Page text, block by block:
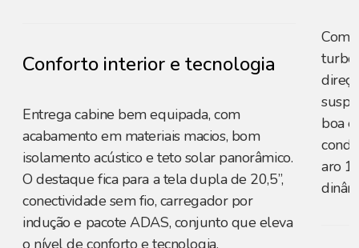
Conforto interior e tecnologia
Entrega cabine bem equipada, com
acabamento em materiais macios, bom
isolamento acústico e teto solar panorâmico.
O destaque fica para a tela dupla de 20,5”,
conectividade sem fio, carregador por
indução e pacote ADAS, conjunto que eleva
o nível de conforto e tecnologia.
Com
turbo
boa
aro